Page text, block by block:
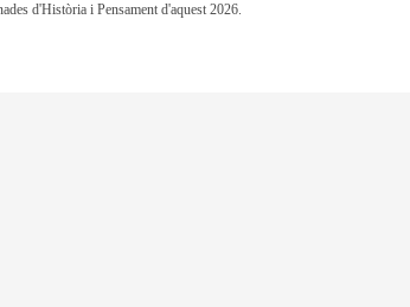
d'Història i Pensament d'aquest 2026.